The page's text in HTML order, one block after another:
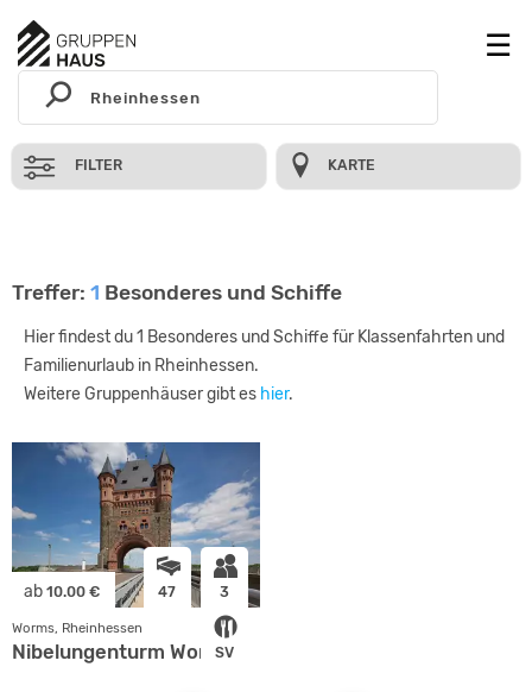
FILTER KARTE
Treffer: 1 Besonderes und Schiffe
Hier findest du 1 Besonderes und Schiffe für Klassenfahrten und
Familienurlaub in Rheinhessen.
Weitere Gruppenhäuser gibt es hier.
ab 10.00 € 47 3
SV
Worms, Rheinhessen
Nibelungenturm Worms